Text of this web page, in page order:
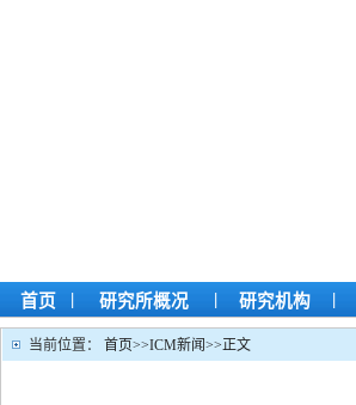
首页 | 研究所概况 | 研究机构 |
当前位置： 首页>>ICM新闻>>正文